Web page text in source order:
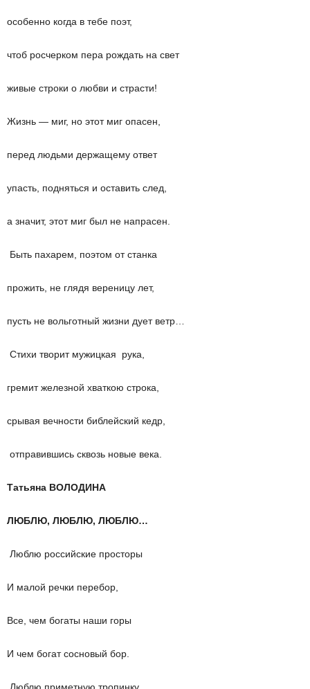
особенно когда в тебе поэт,
чтоб росчерком пера рождать на свет
живые строки о любви и страсти!
Жизнь — миг, но этот миг опасен,
перед людьми держащему ответ
упасть, подняться и оставить след,
а значит, этот миг был не напрасен.
Быть пахарем, поэтом от станка
прожить, не глядя вереницу лет,
пусть не вольготный жизни дует ветр…
Стихи творит мужицкая рука,
гремит железной хваткою строка,
срывая вечности библейский кедр,
отправившись сквозь новые века.
Татьяна ВОЛОДИНА
ЛЮБЛЮ, ЛЮБЛЮ, ЛЮБЛЮ…
Люблю российские просторы
И малой речки перебор,
Все, чем богаты наши горы
И чем богат сосновый бор.